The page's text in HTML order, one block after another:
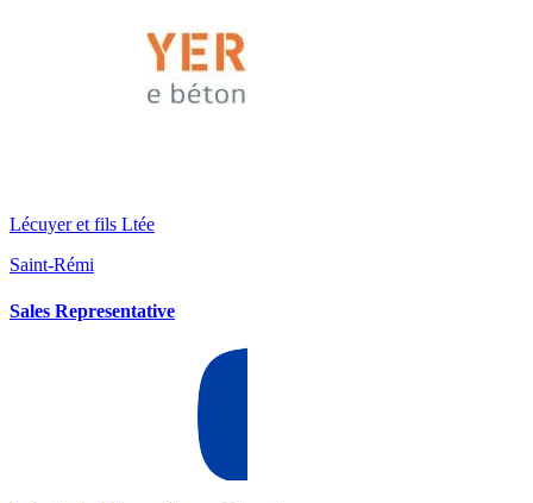
Lécuyer et fils Ltée
Saint-Rémi
Sales Representative